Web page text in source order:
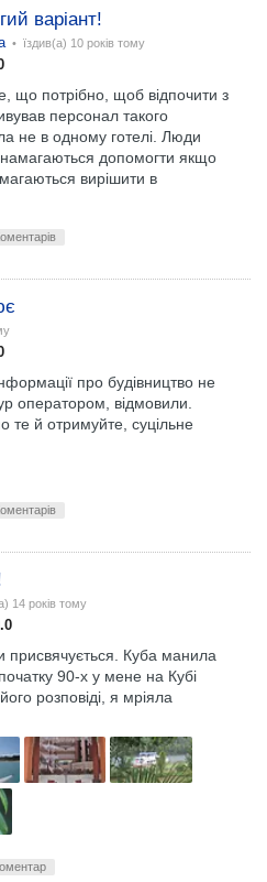
варіант!
• їздив(а) 10 років тому
що потрібно, щоб відпочити з
персонал такого
не в одному готелі. Люди
допомогти якщо
вирішити в
про будівництво не
оператором, відмовили.
те й отримуйте, суцільне
14 років тому
присвячується. Куба манила
90-х у мене на Кубі
розповіді, я мріяла